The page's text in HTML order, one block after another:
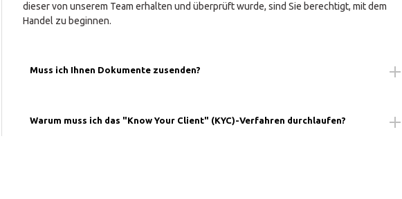
dieser von unserem Team erhalten und überprüft wurde, sind Sie berechtigt, mit dem
Handel zu beginnen.
Muss ich Ihnen Dokumente zusenden?
Ihren Wohnsitz nachweisen. Dies wird als "Know Your Client" (KYC)-Verfahren bezeichnet
Warum muss ich das "Know Your Client" (KYC)-Verfahren durchlaufen?